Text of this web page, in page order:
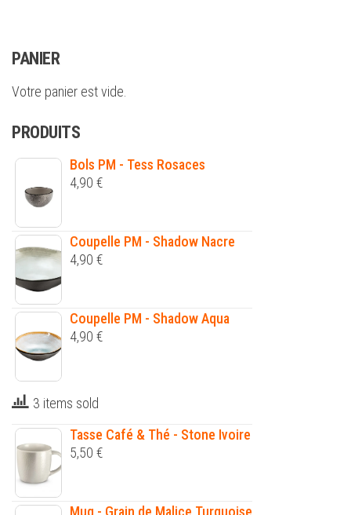
PANIER
Votre panier est vide.
PRODUITS
Bols PM - Tess Rosaces
4,90 €
Coupelle PM - Shadow Nacre
4,90 €
Coupelle PM - Shadow Aqua
4,90 €
3 items sold
Tasse Café & Thé - Stone Ivoire
5,50 €
Mug - Grain de Malice Turquoise